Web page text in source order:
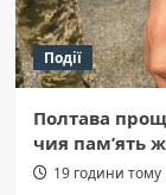
Події
Полтава
чия пам’ять
19 години тому